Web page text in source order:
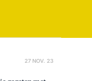
27 NOV. 23